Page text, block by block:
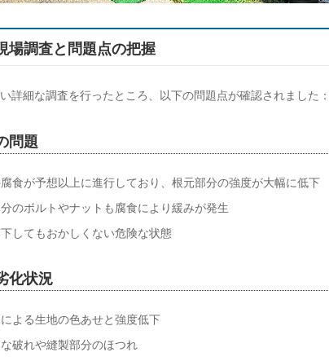
場調査と問題点の把握
詳細な調査を行ったところ、以下の問題点が確認されました：
問題
食が予想以上に進行しており、根元部分の強度が大幅に低下
のボルトやナットも腐食により緩みが発生
してもおかしくない危険な状態
化状況
よる生地の色あせと強度低下
破れや縫製部分のほつれ